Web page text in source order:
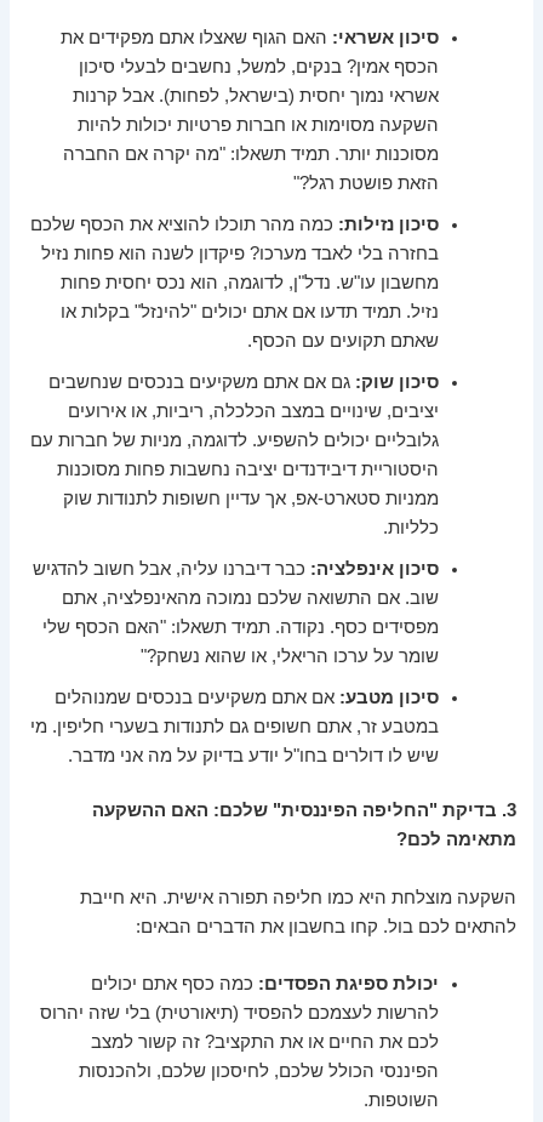
סיכון אשראי: האם הגוף שאצלו אתם מפקידים את
הכסף אמין? בנקים, למשל, נחשבים לבעלי סיכון
אשראי נמוך יחסית (בישראל, לפחות). אבל קרנות
השקעה מסוימות או חברות פרטיות יכולות להיות
מסוכנות יותר. תמיד תשאלו: "מה יקרה אם החברה
הזאת פושטת רגל?"
סיכון נזילות: כמה מהר תוכלו להוציא את הכסף שלכם
בחזרה בלי לאבד מערכו? פיקדון לשנה הוא פחות נזיל
מחשבון עו"ש. נדל"ן, לדוגמה, הוא נכס יחסית פחות
נזיל. תמיד תדעו אם אתם יכולים "להינזל" בקלות או
שאתם תקועים עם הכסף.
סיכון שוק: גם אם אתם משקיעים בנכסים שנחשבים
יציבים, שינויים במצב הכלכלה, ריביות, או אירועים
גלובליים יכולים להשפיע. לדוגמה, מניות של חברות עם
היסטוריית דיבידנדים יציבה נחשבות פחות מסוכנות
ממניות סטארט-אפ, אך עדיין חשופות לתנודות שוק
כלליות.
סיכון אינפלציה: כבר דיברנו עליה, אבל חשוב להדגיש
שוב. אם התשואה שלכם נמוכה מהאינפלציה, אתם
מפסידים כסף. נקודה. תמיד תשאלו: "האם הכסף שלי
שומר על ערכו הריאלי, או שהוא נשחק?"
סיכון מטבע: אם אתם משקיעים בנכסים שמנוהלים
במטבע זר, אתם חשופים גם לתנודות בשערי חליפין. מי
שיש לו דולרים בחו"ל יודע בדיוק על מה אני מדבר.
3. בדיקת "החליפה הפיננסית" שלכם: האם ההשקעה
מתאימה לכם?
השקעה מוצלחת היא כמו חליפה תפורה אישית. היא חייבת
להתאים לכם בול. קחו בחשבון את הדברים הבאים:
יכולת ספיגת הפסדים: כמה כסף אתם יכולים
להרשות לעצמכם להפסיד (תיאורטית) בלי שזה יהרוס
לכם את החיים או את התקציב? זה קשור למצב
הפיננסי הכולל שלכם, לחיסכון שלכם, ולהכנסות
השוטפות.